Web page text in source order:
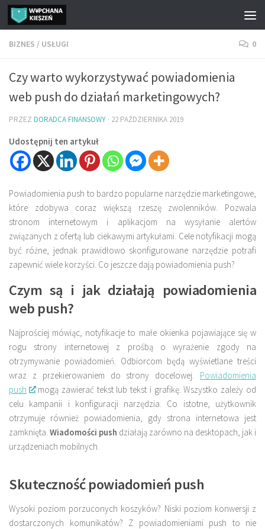
Przejdź do treści
BIZNES / USŁUGI 0
Czy warto wykorzystywać powiadomienia
web push do działań marketingowych?
PRZEZ DORADCA FINANSOWY · 22 PAŹDZIERNIKA 2019
Udostępnij ten artykuł
Powiadomienia push to bardzo popularne narzędzie marketingowe,
które zdobywa coraz większą rzeszę zwolenników. Pozwala
stronom internetowym i aplikacjom na wysyłanie alertów
związanych z ofertą lub ciekawymi artykułami. Cele notyfikacji mogą
być różne, jednak prawidłowo skonfigurowane narzędzie potrafi
zapewnić wiele korzyści. Co jeszcze dają powiadomienia push?
Czym są i jak działają powiadomienia
web push?
Najprościej mówiąc, notyfikacje to małe okienka pojawiające się w
rogu strony internetowej z prośbą o wyrażenie zgody na
otrzymywanie powiadomień. Odbiorcom będą wyświetlane treści
wraz z przekierowaniem do strony docelowej. Powiadomienia
push
mogą zawierać tekst lub tekst i grafikę. Wszystko zależy od
celu kampanii i konfiguracji narzędzia. Co istotne, użytkownik
otrzymuje również powiadomienia, gdy strona internetowa jest
zamknięta. Wiadomości push działają zarówno na desktopach, jak i
urządzeniach mobilnych.
Skuteczność powiadomień push
Wysoki poziom porzuconych koszyków? Niski poziom konwersji z
dostarczonych komunikatów? Z powiadomieniami push to nie